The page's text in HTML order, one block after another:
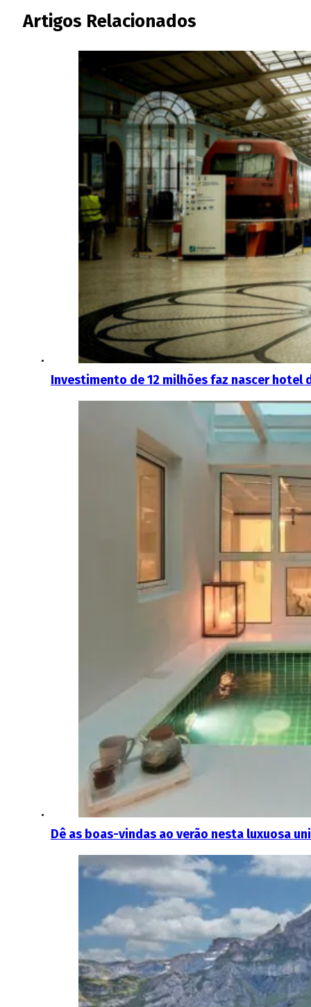
Artigos Relacionados
Investimento de 12 milhões faz nascer hotel
Dê as boas-vindas ao verão nesta luxuosa